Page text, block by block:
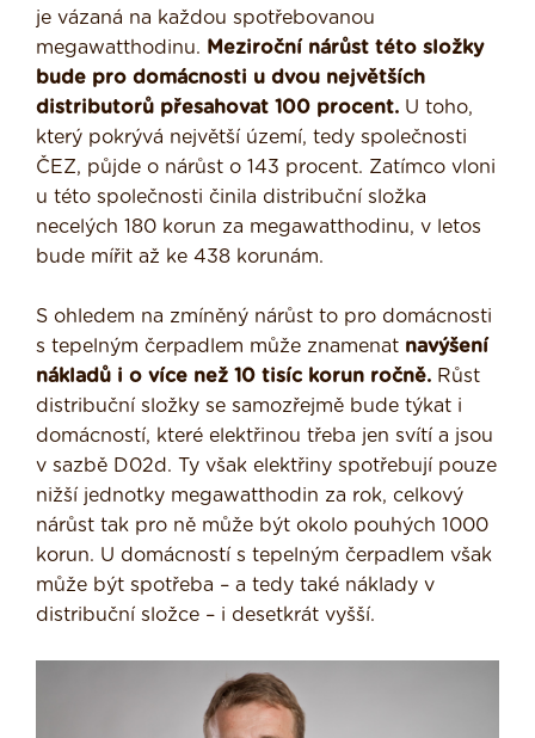
je vázaná na každou spotřebovanou
megawatthodinu. Meziroční nárůst této složky
bude pro domácnosti u dvou největších
distributorů přesahovat 100 procent. U toho,
který pokrývá největší území, tedy společnosti
ČEZ, půjde o nárůst o 143 procent. Zatímco vloni
u této společnosti činila distribuční složka
necelých 180 korun za megawatthodinu, v letos
bude mířit až ke 438 korunám.
S ohledem na zmíněný nárůst to pro domácnosti
s tepelným čerpadlem může znamenat navýšení
nákladů i o více než 10 tisíc korun ročně. Růst
distribuční složky se samozřejmě bude týkat i
domácností, které elektřinou třeba jen svítí a jsou
v sazbě D02d. Ty však elektřiny spotřebují pouze
nižší jednotky megawatthodin za rok, celkový
nárůst tak pro ně může být okolo pouhých 1000
korun. U domácností s tepelným čerpadlem však
může být spotřeba – a tedy také náklady v
distribuční složce – i desetkrát vyšší.